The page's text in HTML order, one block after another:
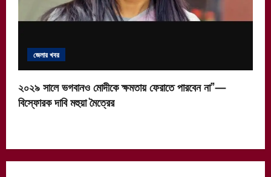
জেলার খবর
২০২৯ সালে ভগবানও মোদীকে ক্ষমতায় ফেরাতে পারবেন না”—
বিস্ফোরক দাবি মহুয়া মৈত্রের